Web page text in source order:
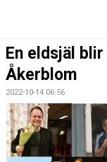
En eldsjäl
Åkerblom
2022-10-14 06:56